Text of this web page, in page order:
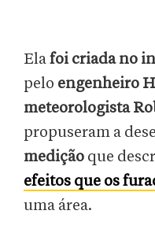
Elafoi criada no
pelo engenheiro
meteorologista
propuseram a
medição que
efeitos que os
uma área.